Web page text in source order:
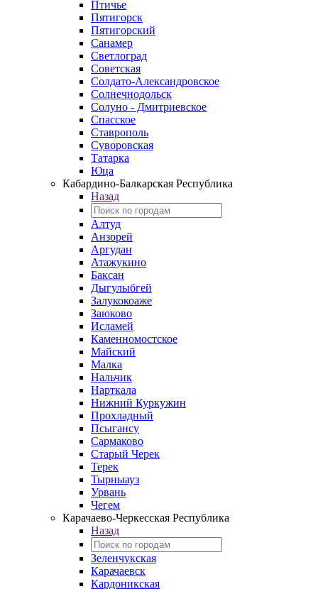
Птичье
Пятигорск
Пятигорский
Санамер
Светлоград
Советская
Солдато-Александровское
Солнечнодольск
Солуно - Дмитриевское
Спасское
Ставрополь
Суворовская
Татарка
Юца
Кабардино‑Балкарская Республика
Назад
Алтуд
Анзорей
Аргудан
Атажукино
Баксан
Дыгулыбгей
Залукокоаже
Заюково
Исламей
Каменномостское
Майский
Малка
Нальчик
Нарткала
Нижний Куркужин
Прохладный
Псыгансу
Сармаково
Старый Черек
Терек
Тырныауз
Урвань
Чегем
Карачаево-Черкесская Республика
Назад
Зеленчукская
Карачаевск
Кардоникская